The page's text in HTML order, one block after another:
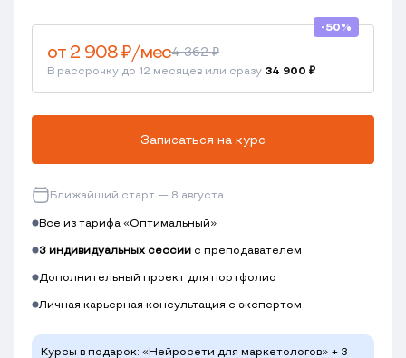
от 2 908 ₽/мес4 362 ₽
В рассрочку до 12 месяцев или сразу 34 900 ₽
-50%
Записаться на курс
Ближайший старт — 8 августа
Все из тарифа «Оптимальный»
3 индивидуальных сессии с преподавателем
Дополнительный проект для портфолио
Личная карьерная консультация с экспертом
Курсы в подарок: «Нейросети для маркетологов» + 3